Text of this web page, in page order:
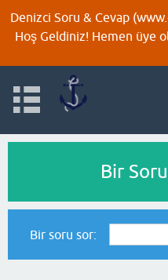
Denizci Soru & Cevap
Hoş Geldiniz! Hemen üye
Bir
Bir soru sor: